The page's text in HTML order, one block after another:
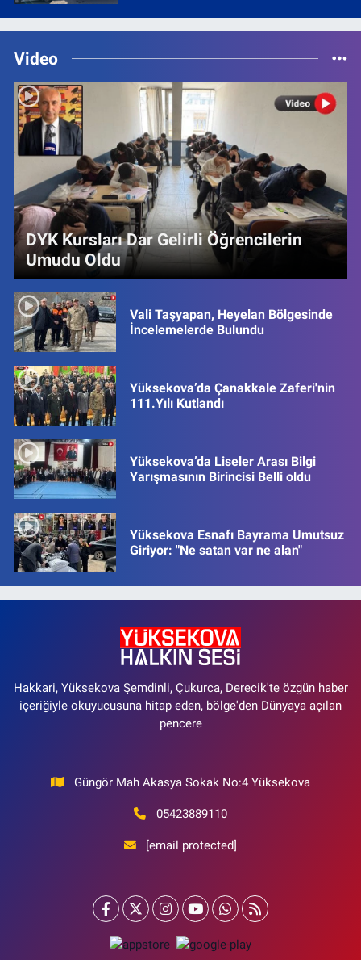
Video
DYK Kursları Dar Gelirli Öğrencilerin
Umudu Oldu
Vali Taşyapan, Heyelan Bölgesinde
İncelemelerde Bulundu
Yüksekova’da Çanakkale Zaferi'nin
111.Yılı Kutlandı
Yüksekova’da Liseler Arası Bilgi
Yarışmasının Birincisi Belli oldu
Yüksekova Esnafı Bayrama Umutsuz
Giriyor: "Ne satan var ne alan"
Hakkari, Yüksekova Şemdinli, Çukurca, Derecik'te özgün haber
içeriğiyle okuyucusuna hitap eden, bölge'den Dünyaya açılan
pencere
Güngör Mah Akasya Sokak No:4 Yüksekova
05423889110
[email protected]